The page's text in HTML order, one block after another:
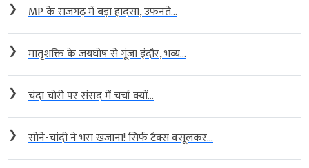
❯ MP के राजगढ़ में बड़ा हादसा, उफनते...
❯ मातृशक्ति के जयघोष से गूंजा इंदौर, भव्य...
❯ चंदा चोरी पर संसद में चर्चा क्यों...
❯ सोने-चांदी ने भरा खजाना! सिर्फ टैक्स वसूलकर...